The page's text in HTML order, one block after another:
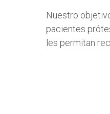
Nuestro
pacientes
les permitan